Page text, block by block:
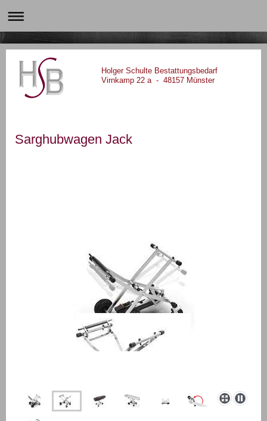
Holger Schulte Bestattungsbedarf
Virnkamp 22 a - 48157 Münster
Sarghubwagen Jack